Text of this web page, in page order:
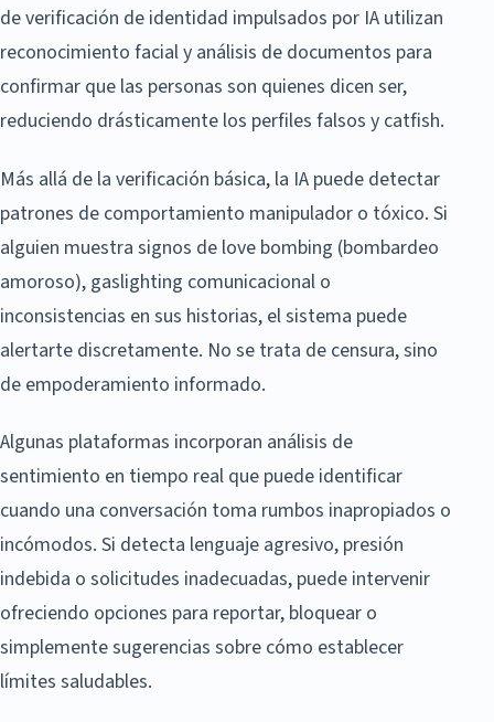
de verificación de identidad impulsados por IA utilizan
reconocimiento facial y análisis de documentos para
confirmar que las personas son quienes dicen ser,
reduciendo drásticamente los perfiles falsos y catfish.
Más allá de la verificación básica, la IA puede detectar
patrones de comportamiento manipulador o tóxico. Si
alguien muestra signos de love bombing (bombardeo
amoroso), gaslighting comunicacional o
inconsistencias en sus historias, el sistema puede
alertarte discretamente. No se trata de censura, sino
de empoderamiento informado.
Algunas plataformas incorporan análisis de
sentimiento en tiempo real que puede identificar
cuando una conversación toma rumbos inapropiados o
incómodos. Si detecta lenguaje agresivo, presión
indebida o solicitudes inadecuadas, puede intervenir
ofreciendo opciones para reportar, bloquear o
simplemente sugerencias sobre cómo establecer
límites saludables.